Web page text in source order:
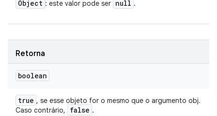
Object : este valor pode ser null .
Retorna
boolean
true , se esse objeto for o mesmo que o argumento obj.
Caso contrário,
false .